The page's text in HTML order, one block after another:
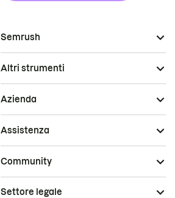
Semrush
Altri strumenti
Azienda
Assistenza
Community
Settore legale